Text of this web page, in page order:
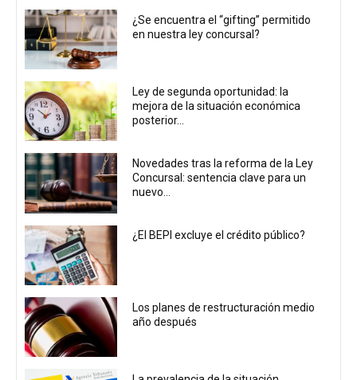
¿Se encuentra el “gifting” permitido
en nuestra ley concursal?
Ley de segunda oportunidad: la
mejora de la situación económica
posterior...
Novedades tras la reforma de la Ley
Concursal: sentencia clave para un
nuevo...
¿El BEPI excluye el crédito público?
Los planes de restructuración medio
año después